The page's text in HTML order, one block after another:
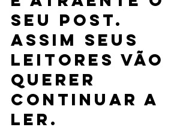
seu post.
Assim seus
leitores vão
querer
continuar a
ler.